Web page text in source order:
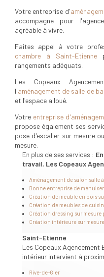
Votre entreprise d'
accompagne pour
agréable à vivre.
Faites appel à votre
chambre à Saint-Etienne
rangements adéquats.
Les Copeaux
l'aménagement de salle de
et l'espace alloué.
Votre entreprise
propose également ses
pose d'escalier sur mesure
mesure.
En plus de ses services :
travail, Les Copeaux
Aménagement de salon salle
Bonne entreprise de
Création de meuble en bois
Création de meubles de
Création dressing sur mesure
Création intérieure sur mesure
Saint-Etienne
Les Copeaux Agencement
intérieur intervient à
Rive-de-Gier